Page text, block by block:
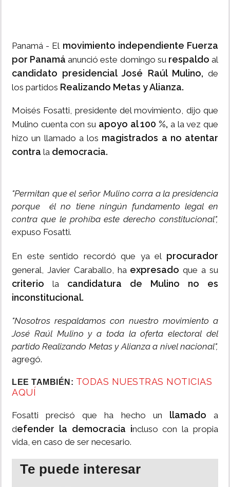
Panamá - El movimiento independiente Fuerza
por Panamá anunció este domingo su respaldo al
candidato presidencial José Raúl Mulino, de
los partidos Realizando Metas y Alianza.
Moisés Fosatti, presidente del movimiento, dijo que
Mulino cuenta con su apoyo al 100 %, a la vez que
hizo un llamado a los magistrados a no atentar
contra la democracia.
"Permitan que el señor Mulino corra a la presidencia
porque él no tiene ningún fundamento legal en
contra que le prohíba este derecho constitucional",
expuso Fosatti.
En este sentido recordó que ya el procurador
general, Javier Caraballo, haexpresado que a su
criterio la candidatura de Mulino no es
inconstitucional.
"Nosotros respaldamos con nuestro movimiento a
José Raúl Mulino y a toda la oferta electoral del
partido Realizando Metas y Alianza a nivel nacional",
agregó.
LEE TAMBIÉN: TODAS NUESTRAS NOTICIAS
AQUÍ
Fosatti precisó que ha hecho un llamadoa
defender la democracia incluso con la propia
vida, en caso de ser necesario.
Te puede interesar